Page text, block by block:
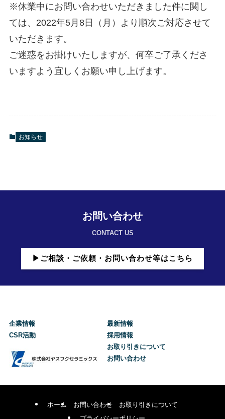
※休業中にお問い合わせいただきました件に関し
ては、2022年5月8日（月）より順次ご対応させて
いただきます。
ご迷惑をお掛けいたしますが、何卒ご了承くださ
いますよう宜しくお願い申し上げます。
お知らせ
お問い合わせ
CONTACT US
▶ご相談・ご依頼・お問い合わせ等はこちら
企業情報
CSR活動
最新情報
採用情報
お取り引きについて
お問い合わせ
ホーム お問い合わせ
お取り引きについて